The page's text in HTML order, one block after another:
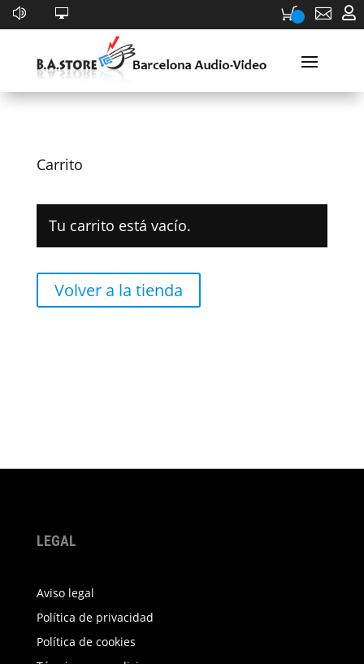
 
Carrito
Tu carrito está vacío.
Volver a la tienda
LEGAL
Aviso legal
Política de privacidad
Política de cookies